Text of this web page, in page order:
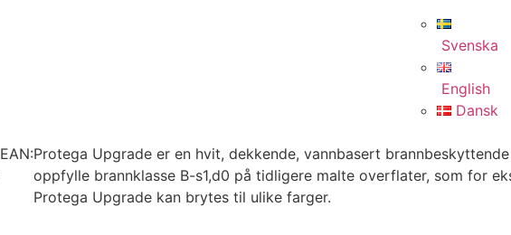
Svenska
English
Dansk
EAN:Protega Upgrade er en hvit, dekkende, vannbasert
oppfylle brannklasse B-s1,d0 på tidligere malte overflater, som for
Protega Upgrade kan brytes til ulike farger.